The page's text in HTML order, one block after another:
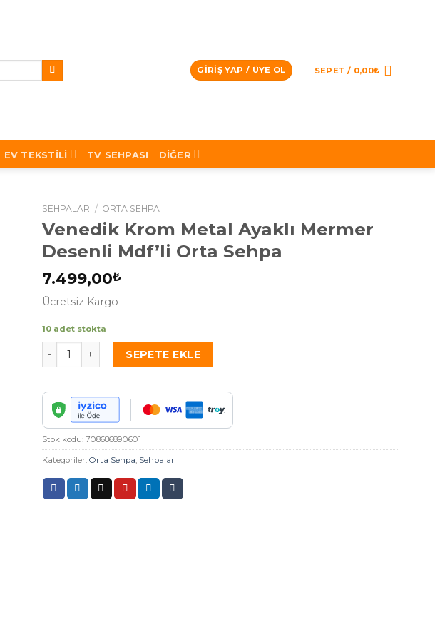
GIRIŞ YAP / ÜYE OL SEPET / 0,00₺
EV TEKSTILI TV SEHPASI DIĞER
SEHPALAR / ORTA SEHPA
Venedik Krom Metal Ayaklı Mermer
Desenli Mdf’li Orta Sehpa
7.499,00₺
Ücretsiz Kargo
10 adet stokta
Venedik Krom Metal Ayaklı Mermer Desenli Mdf'li Orta Sehpa adet
SEPETE EKLE
Stok kodu: 708686890601
Kategoriler: Orta Sehpa Sehpalar